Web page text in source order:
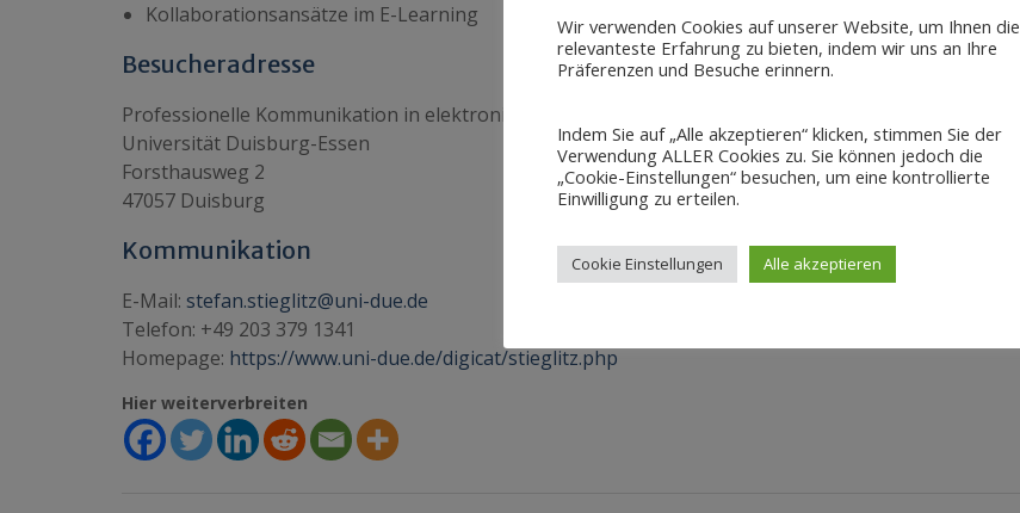
Kollaborationsansätze im E-Learning
Besucheradresse
Professionelle Kommunikation in elektronischen Medien / Social Media
Universität Duisburg-Essen
Forsthausweg 2
47057 Duisburg
Kommunikation
E-Mail: stefan.stieglitz@uni-due.de
Telefon: +49 203 379 1341
Homepage: https://www.uni-due.de/digicat/stieglitz.php
Hier weiterverbreiten
Wir verwenden Cookies auf unserer Website, um Ihnen die
relevanteste Erfahrung zu bieten, indem wir uns an Ihre
Präferenzen und Besuche erinnern.
Indem Sie auf „Alle akzeptieren“ klicken, stimmen Sie der
Verwendung ALLER Cookies zu. Sie können jedoch die
„Cookie-Einstellungen“ besuchen, um eine kontrollierte
Einwilligung zu erteilen.
Cookie Einstellungen Alle akzeptieren